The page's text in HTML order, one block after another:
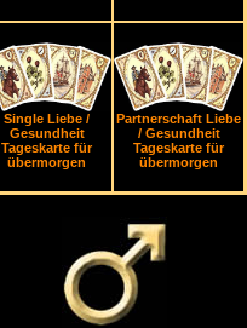
Single Liebe /
Gesundheit
Tageskarte für
übermorgen
Partnerschaft Liebe
/ Gesundheit
Tageskarte für
übermorgen